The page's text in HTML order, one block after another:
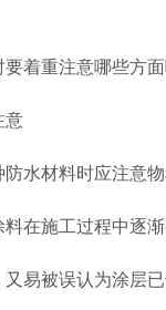
着重注意哪些方
意
水材料时应注意
在施工过程中逐
易被误认为涂层